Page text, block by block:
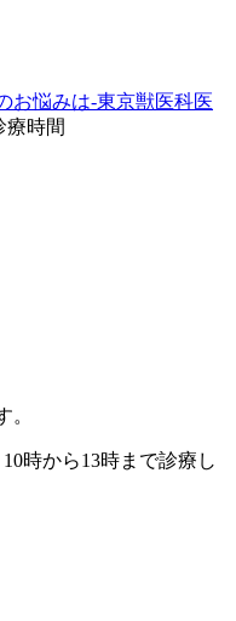
お悩みは-東京獣医科医
療時間
。
時から13時まで診療し